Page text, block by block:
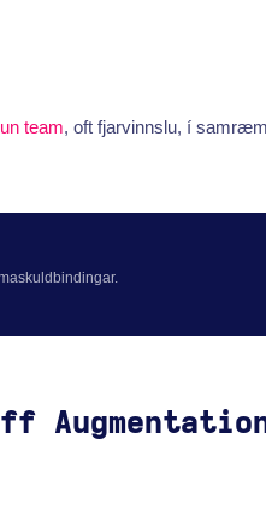
team, oft fjarvinnslu, í